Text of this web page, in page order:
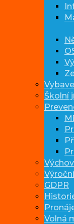
Školní
GDPR
Volná